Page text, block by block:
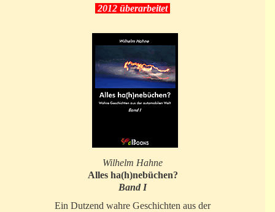
2012 überarbeitet
Wilhelm Hahne
Alles ha(h)nebüchen?
Band I
Ein Dutzend wahre Geschichten aus der